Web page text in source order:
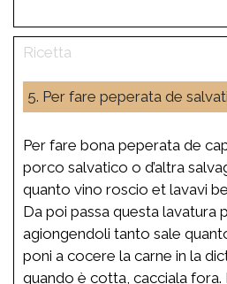
5. Per fare peperata de
Per fare bona peperata de
porco salvatico o d’altra
quanto vino roscio et lavavi
Da poi passa questa lavatura
agiongendoli tanto sale
poni a cocere la carne in la
quando è cotta, cacciala